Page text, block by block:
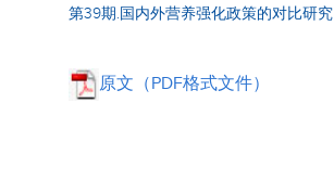
第39期.国内外营养强化政策的对比研究
原文（PDF格式文件）